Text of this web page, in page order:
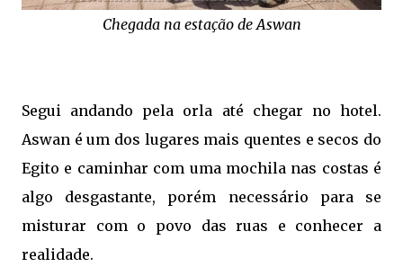
Chegada na estação de Aswan
Segui andando pela orla até chegar no hotel.
Aswan é um dos lugares mais quentes e secos do
Egito e caminhar com uma mochila nas costas é
algo desgastante, porém necessário para se
misturar com o povo das ruas e conhecer a
realidade.